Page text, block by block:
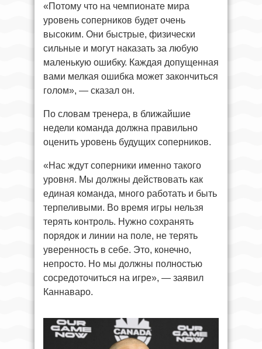
«Потому что на чемпионате мира
уровень соперников будет очень
высоким. Они быстрые, физически
сильные и могут наказать за любую
маленькую ошибку. Каждая допущенная
вами мелкая ошибка может закончиться
голом», — сказал он.
По словам тренера, в ближайшие
недели команда должна правильно
оценить уровень будущих соперников.
«Нас ждут соперники именно такого
уровня. Мы должны действовать как
единая команда, много работать и быть
терпеливыми. Во время игры нельзя
терять контроль. Нужно сохранять
порядок и линии на поле, не терять
уверенность в себе. Это, конечно,
непросто. Но мы должны полностью
сосредоточиться на игре», — заявил
Каннаваро.